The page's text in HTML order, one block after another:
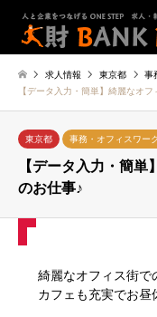
求人情報 東京都 事
【データ入力・簡単】綺麗なオ
東京都 事務・オフィスワー
【データ入力・簡
のお仕事♪
綺麗なオフィス街で
カフェも充実でお昼